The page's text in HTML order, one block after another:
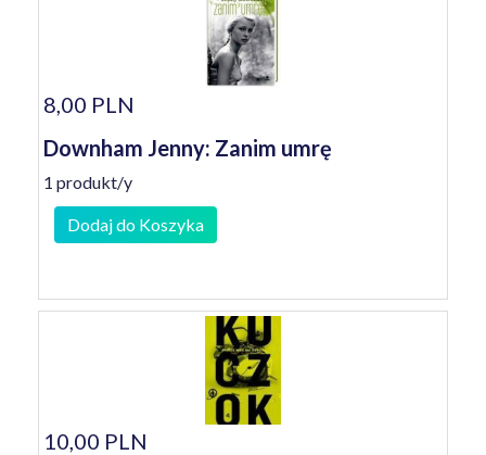
8,00 PLN
Downham Jenny: Zanim umrę
1 produkt/y
Dodaj do Koszyka
10,00 PLN